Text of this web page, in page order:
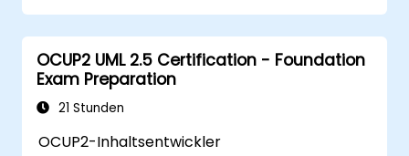
OCUP2 UML 2.5 Certification - Foundation
Exam Preparation
21 Stunden
OCUP2-Inhaltsentwickler